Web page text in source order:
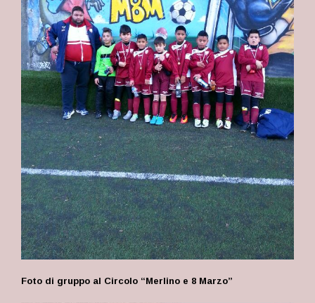
Foto di gruppo al Circolo “Merlino e 8 Marzo”